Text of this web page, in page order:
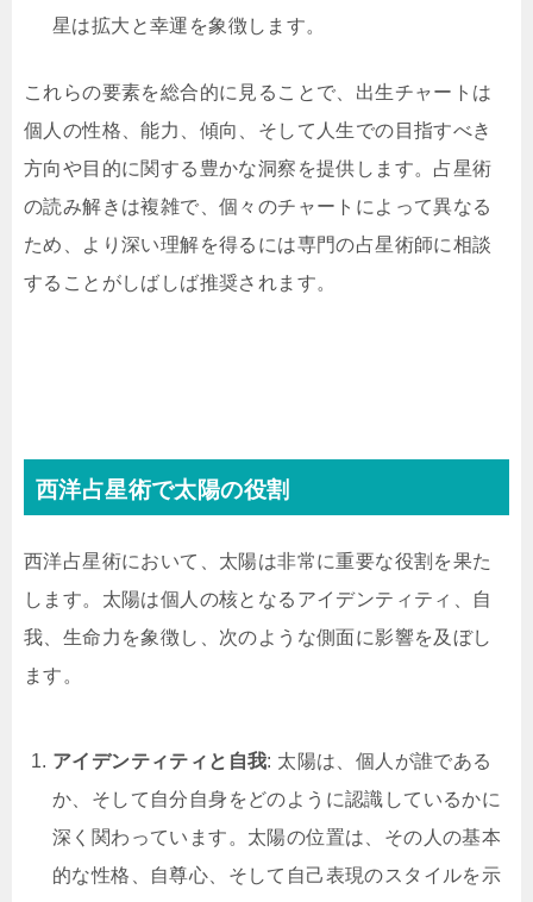
星は拡大と幸運を象徴します。
これらの要素を総合的に見ることで、出生チャートは
個人の性格、能力、傾向、そして人生での目指すべき
方向や目的に関する豊かな洞察を提供します。占星術
の読み解きは複雑で、個々のチャートによって異なる
ため、より深い理解を得るには専門の占星術師に相談
することがしばしば推奨されます。
西洋占星術で太陽の役割
西洋占星術において、太陽は非常に重要な役割を果た
します。太陽は個人の核となるアイデンティティ、自
我、生命力を象徴し、次のような側面に影響を及ぼし
ます。
アイデンティティと自我: 太陽は、個人が誰である
か、そして自分自身をどのように認識しているかに
深く関わっています。太陽の位置は、その人の基本
的な性格、自尊心、そして自己表現のスタイルを示